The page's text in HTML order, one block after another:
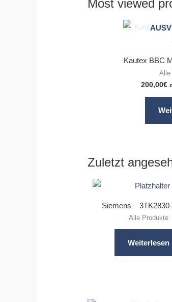
Most viewed
Kautex BBC
Alle
200,00€
Zuletzt
Siemens –
Alle Produkte
Weiterlesen